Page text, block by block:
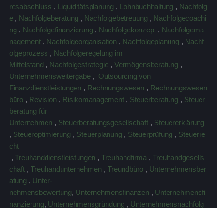
resabschluss , Liquiditätsplanung , Lohnbuchhaltung , Nachfolg
e , Nachfolgeberatung , Nachfolgebetreuung , Nachfolgecoachi
ng , Nachfolgefinanzierung , Nachfolgekonzept , Nachfolgema
nagement , Nachfolgeorganisation , Nachfolgeplanung , Nachf
olgeprozess , Nachfolgeregelung im
Mittelstand , Nachfolgestrategie ,Vermögensberatung ,
Unternehmensweitergabe , Outsourcing von
Finanzdienstleistungen , Rechnungswesen , Rechnungswesen
büro , Revision , Risikomanagement , Steuerberatung , Steuer
beratung für
Unternehmen , Steuerberatungsgesellschaft , Steuererklärung
, Steueroptimierung , Steuerplanung , Steuerprüfung , Steuerre
cht
,Treuhanddienstleistungen ,Treuhandfirma ,Treuhandgesells
chaft ,Treuhandunternehmen ,Treundbüro , Unternehmensber
atung , Unter-
nehmensbewertung, Unternehmensfinanzen , Unternehmensfi
nanzierung, Unternehmensgründung , Unternehmensnachfolg